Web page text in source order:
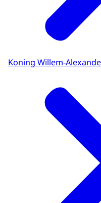
Koning Willem-